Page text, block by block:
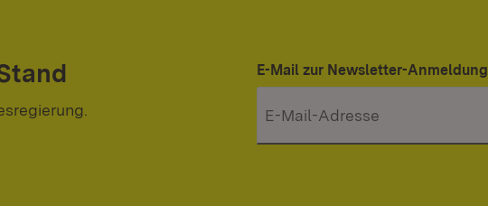
E-Mail zur Newsletter-Anmeldung